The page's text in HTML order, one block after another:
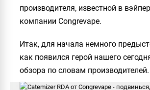
производителя, известной в
компании Congrevape.
Итак, для начала немного
как появился герой нашего
обзора по словам производителей.